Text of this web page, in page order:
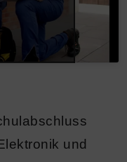
und